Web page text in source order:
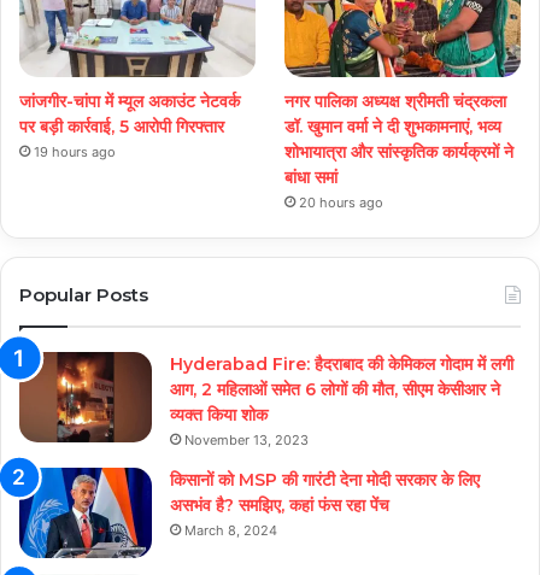
जांजगीर-चांपा में म्यूल अकाउंट नेटवर्क
पर बड़ी कार्रवाई, 5 आरोपी गिरफ्तार
19 hours ago
नगर पालिका अध्यक्ष श्रीमती चंद्रकला
डॉ. खुमान वर्मा ने दी शुभकामनाएं, भव्य
शोभायात्रा और सांस्कृतिक कार्यक्रमों ने
बांधा समां
20 hours ago
Popular Posts
Hyderabad Fire: हैदराबाद की केमिकल गोदाम में लगी
आग, 2 महिलाओं समेत 6 लोगों की मौत, सीएम केसीआर ने
व्यक्त किया शोक
November 13, 2023
किसानों को MSP की गारंटी देना मोदी सरकार के लिए
असभंव है? समझिए, कहां फंस रहा पेंच
March 8, 2024